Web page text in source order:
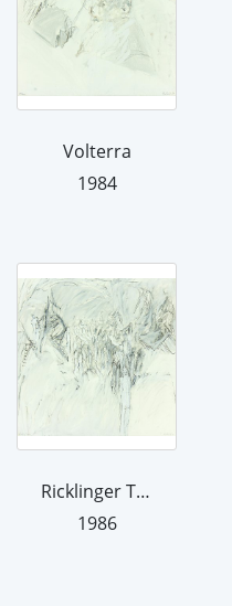
Volterra
1984
Ricklinger Teiche
1986